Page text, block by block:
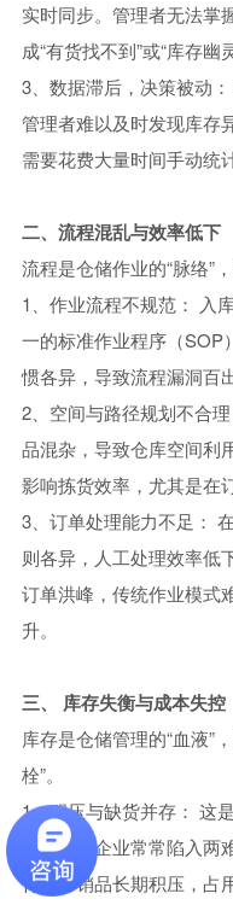
实时同步。管理者无法掌
成“有货找不到”或“库存幽
3、数据滞后，决策被动
管理者难以及时发现库存
需要花费大量时间手动统
二、流程混乱与效率低下
流程是仓储作业的“脉络”
1、作业流程不规范： 入
一的标准作业程序（SOP
惯各异，导致流程漏洞百
2、空间与路径规划不合
品混杂，导致仓库空间利
影响拣货效率，尤其是在
3、订单处理能力不足：
则各异，人工处理效率低
订单洪峰，传统作业模式
升。
三、 库存失衡与成本失控
库存是仓储管理的“血液”
栓”。
1、积压与缺货并存： 这
测不准，企业常常陷入
付；滞销品长期积压，占